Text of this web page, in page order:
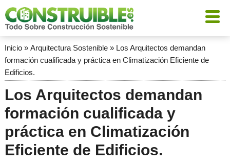
Inicio» Arquitectura Sostenible» Los Arquitectos demandan
formación cualificada y práctica en Climatización Eficiente de
Edificios.
Los Arquitectos demandan
formación cualificada y
práctica en Climatización
Eficiente de Edificios.